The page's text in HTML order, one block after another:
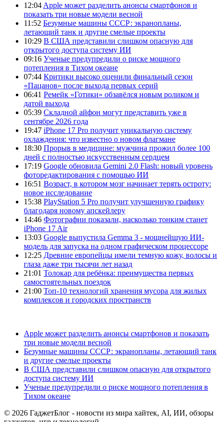
12:04 Apple может разделить анонсы смартфонов и
показать три новые модели весной
11:52 Безумные машины СССР: экранопланы,
летающий танк и другие смелые проекты
10:29 В США представили слишком опасную для
открытого доступа систему ИИ
09:16 Ученые предупредили о риске мощного
потепления в Тихом океане
07:44 Критики высоко оценили финальный сезон
«Пацанов» после выхода первых серий
06:41 Ремейк «Готики» обзавёлся новым роликом и
датой выхода
05:39 Складной айфон могут представить уже в
сентябре 2026 года
19:47 iPhone 17 Pro получит уникальную систему
охлаждения: что известно о новом флагмане
18:30 Прорыв в медицине: мужчина прожил более 100
дней с полностью искусственным сердцем
17:19 Google обновила Gemini 2.0 Flash: новый уровень
фоторедактирования с помощью ИИ
16:51 Возраст, в котором мозг начинает терять остроту:
новое исследование
15:38 PlayStation 5 Pro получит улучшенную графику
благодаря новому апскейлеру
14:46 Фотографии показали, насколько тонким станет
iPhone 17 Air
13:03 Google выпустила Gemma 3 - мощнейшую ИИ-
модель для запуска на одном графическом процессоре
12:25 Древние европейцы имели темную кожу, волосы и
глаза даже три тысячи лет назад
21:01 Толокар для ребёнка: преимущества первых
самостоятельных поездок
21:00 Топ-10 технологий хранения мусора для жилых
комплексов и городских пространств
Apple может разделить анонсы смартфонов и показать
три новые модели весной
Безумные машины СССР: экранопланы, летающий танк
и другие смелые проекты
В США представили слишком опасную для открытого
доступа систему ИИ
Ученые предупредили о риске мощного потепления в
Тихом океане
© 2026 ГаджетБлог - новости из мира хайтек, AI, ИИ, обзоры